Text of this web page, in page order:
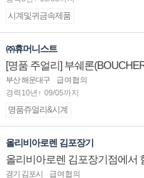
시계및귀금속제품
㈜휴머니스트
[명품 주얼리] 부쉐론
점 판매사원 채용
부산 해운대구
급여협의
경력10년↑ 09/05까지
명품쥬얼리&시계
올리비아로렌 김포장기
올리비아로렌 김포장기점에서
된 마음 하나면 됩니다.
경기 김포시
급여협의